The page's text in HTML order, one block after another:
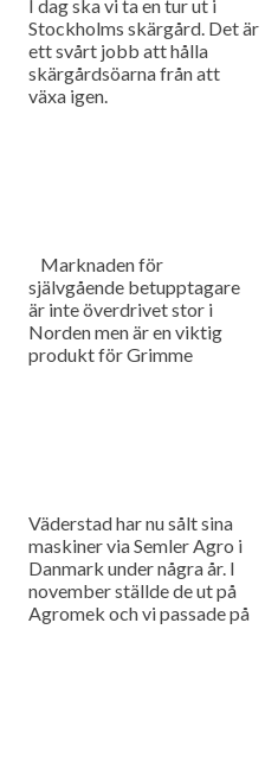
I dag ska vi ta en tur ut i
Stockholms skärgård. Det är
ett svårt jobb att hålla
skärgårdsöarna från att
växa igen.
Marknaden för
självgående betupptagare
är inte överdrivet stor i
Norden men är en viktig
produkt för Grimme
Väderstad har nu sålt sina
maskiner via Semler Agro i
Danmark under några år. I
november ställde de ut på
Agromek och vi passade på